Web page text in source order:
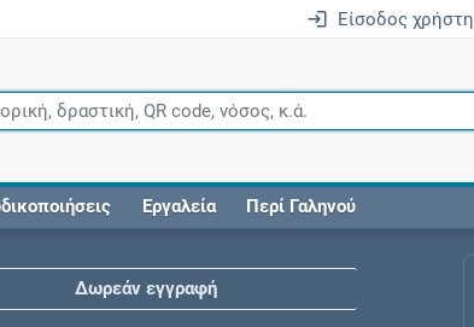
Είσοδος χρήστη
Εργαλεία Περί Γαληνού
Δωρεάν εγγραφή